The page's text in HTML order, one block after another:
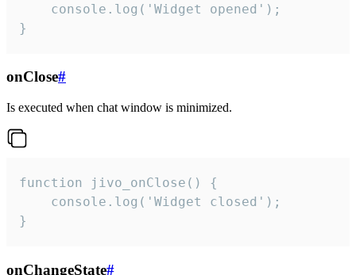
    console.log('Widget opened');
}
onClose#
Is executed when chat window is minimized.
function jivo_onClose() {
    console.log('Widget closed');
}
onChangeState#